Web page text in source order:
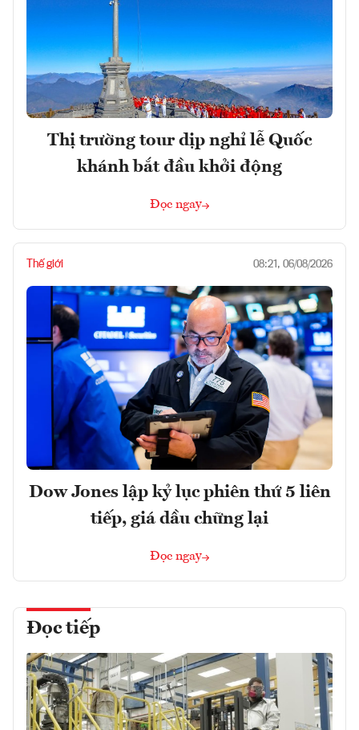
Thị trường tour dịp nghỉ lễ Quốc
khánh bắt đầu khởi động
Đọc ngay
Thế giới 08:21, 06/08/2026
Dow Jones lập kỷ lục phiên thứ 5 liên
tiếp, giá dầu chững lại
Đọc ngay
Đọc tiếp